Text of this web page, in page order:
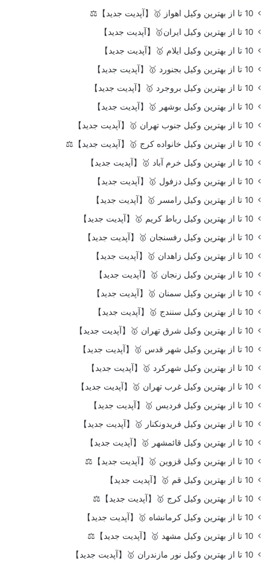
10 تا از بهترین وکیل اهواز 🥇【آپدیت جدید】⚖️
10 تا از بهترین وکیل ایران🥇【آپدیت جدید】
10 تا از بهترین وکیل ایلام 🥇【آپدیت جدید】
10 تا از بهترین وکیل بجنورد 🥇【آپدیت جدید】
10 تا از بهترین وکیل بروجرد 🥇【آپدیت جدید】
10 تا از بهترین وکیل بوشهر 🥇【آپدیت جدید】
10 تا از بهترین وکیل جنوب تهران 🥇【آپدیت جدید】
10 تا از بهترین وکیل خانواده کرج 🥇【آپدیت جدید】⚖️
10 تا از بهترین وکیل خرم آباد 🥇【آپدیت جدید】
10 تا از بهترین وکیل دزفول 🥇【آپدیت جدید】
10 تا از بهترین وکیل رامسر 🥇【آپدیت جدید】
10 تا از بهترین وکیل رباط کریم 🥇【آپدیت جدید】
10 تا از بهترین وکیل رفسنجان 🥇【آپدیت جدید】
10 تا از بهترین وکیل زاهدان 🥇【آپدیت جدید】
10 تا از بهترین وکیل زنجان 🥇【آپدیت جدید】
10 تا از بهترین وکیل سمنان 🥇【آپدیت جدید】
10 تا از بهترین وکیل سنندج 🥇【آپدیت جدید】
10 تا از بهترین وکیل شرق تهران 🥇【آپدیت جدید】
10 تا از بهترین وکیل شهر قدس 🥇【آپدیت جدید】
10 تا از بهترین وکیل شهرکرد 🥇【آپدیت جدید】
10 تا از بهترین وکیل غرب تهران 🥇【آپدیت جدید】
10 تا از بهترین وکیل فردیس 🥇【آپدیت جدید】
10 تا از بهترین وکیل فریدونکنار 🥇【آپدیت جدید】
10 تا از بهترین وکیل قائمشهر 🥇【آپدیت جدید】
10 تا از بهترین وکیل قزوین 🥇【آپدیت جدید】⚖️
10 تا از بهترین وکیل قم 🥇【آپدیت جدید】
10 تا از بهترین وکیل کرج 🥇【آپدیت جدید】⚖️
10 تا از بهترین وکیل کرمانشاه 🥇【آپدیت جدید】
10 تا از بهترین وکیل مشهد 🥇【آپدیت جدید】⚖️
10 تا از بهترین وکیل نور مازندران 🥇【آپدیت جدید】